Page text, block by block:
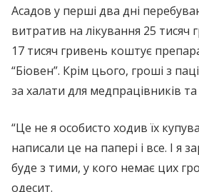
Асадов у перші два дні
витратив на лікування 25 тисяч
17 тисяч гривень коштує
“Біовен”. Крім цього, гроші з
за халати для медпрацівників та
“Це не я особисто ходив їх
написали це на папері і все. І я
буде з тими, у кого немає цих
одесит.